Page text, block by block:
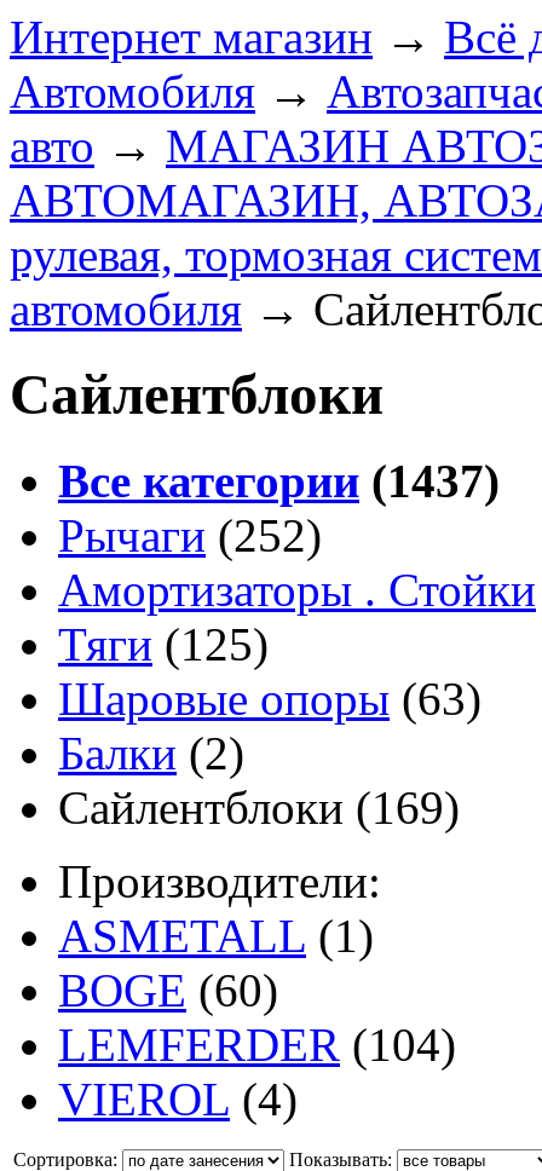
Интернет магазин → Всё
Автомобиля →
авто → МАГАЗИН
АВТОМАГАЗИН,
рулевая, тормозная
автомобиля →
Сайлентблоки
Все категории (1437)
Рычаги (252)
Амортизаторы . Стойки
Тяги (125)
Шаровые опоры (63)
Балки (2)
Сайлентблоки (169)
Производители:
ASMETALL (1)
BOGE (60)
LEMFERDER (104)
VIEROL (4)
Сортировка:
Показывать: